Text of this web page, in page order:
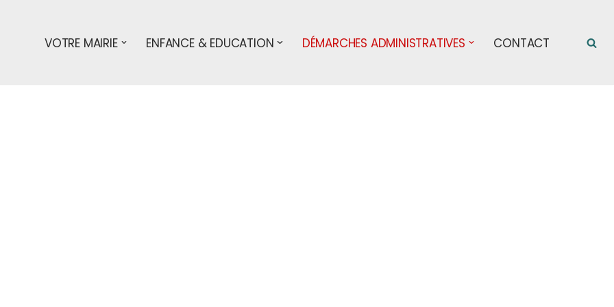
VOTRE MAIRIE ENFANCE & EDUCATION DÉMARCHES ADMINISTRATIVES CONTACT